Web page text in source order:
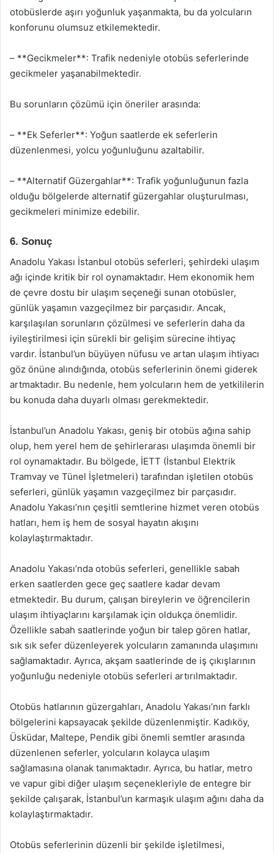
otobüslerde aşırı yoğunluk yaşanmakta, bu da yolcuların
konforunu olumsuz etkilemektedir.
– **Gecikmeler**: Trafik nedeniyle otobüs seferlerinde
gecikmeler yaşanabilmektedir.
Bu sorunların çözümü için öneriler arasında:
– **Ek Seferler**: Yoğun saatlerde ek seferlerin
düzenlenmesi, yolcu yoğunluğunu azaltabilir.
– **Alternatif Güzergahlar**: Trafik yoğunluğunun fazla
olduğu bölgelerde alternatif güzergahlar oluşturulması,
gecikmeleri minimize edebilir.
6. Sonuç
Anadolu Yakası İstanbul otobüs seferleri, şehirdeki ulaşım
ağı içinde kritik bir rol oynamaktadır. Hem ekonomik hem
de çevre dostu bir ulaşım seçeneği sunan otobüsler,
günlük yaşamın vazgeçilmez bir parçasıdır. Ancak,
karşılaşılan sorunların çözülmesi ve seferlerin daha da
iyileştirilmesi için sürekli bir gelişim sürecine ihtiyaç
vardır. İstanbul’un büyüyen nüfusu ve artan ulaşım ihtiyacı
göz önüne alındığında, otobüs seferlerinin önemi giderek
artmaktadır. Bu nedenle, hem yolcuların hem de yetkililerin
bu konuda daha duyarlı olması gerekmektedir.
İstanbul’un Anadolu Yakası, geniş bir otobüs ağına sahip
olup, hem yerel hem de şehirlerarası ulaşımda önemli bir
rol oynamaktadır. Bu bölgede, İETT (İstanbul Elektrik
Tramvay ve Tünel İşletmeleri) tarafından işletilen otobüs
seferleri, günlük yaşamın vazgeçilmez bir parçasıdır.
Anadolu Yakası’nın çeşitli semtlerine hizmet veren otobüs
hatları, hem iş hem de sosyal hayatın akışını
kolaylaştırmaktadır.
Anadolu Yakası’nda otobüs seferleri, genellikle sabah
erken saatlerden gece geç saatlere kadar devam
etmektedir. Bu durum, çalışan bireylerin ve öğrencilerin
ulaşım ihtiyaçlarını karşılamak için oldukça önemlidir.
Özellikle sabah saatlerinde yoğun bir talep gören hatlar,
sık sık sefer düzenleyerek yolcuların zamanında ulaşımını
sağlamaktadır. Ayrıca, akşam saatlerinde de iş çıkışlarının
yoğunluğu nedeniyle otobüs seferleri artırılmaktadır.
Otobüs hatlarının güzergahları, Anadolu Yakası’nın farklı
bölgelerini kapsayacak şekilde düzenlenmiştir. Kadıköy,
Üsküdar, Maltepe, Pendik gibi önemli semtler arasında
düzenlenen seferler, yolcuların kolayca ulaşım
sağlamasına olanak tanımaktadır. Ayrıca, bu hatlar, metro
ve vapur gibi diğer ulaşım seçenekleriyle de entegre bir
şekilde çalışarak, İstanbul’un karmaşık ulaşım ağını daha da
kolaylaştırmaktadır.
Otobüs seferlerinin düzenli bir şekilde işletilmesi,